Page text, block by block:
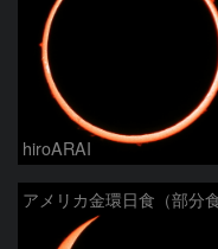
hiroARAI